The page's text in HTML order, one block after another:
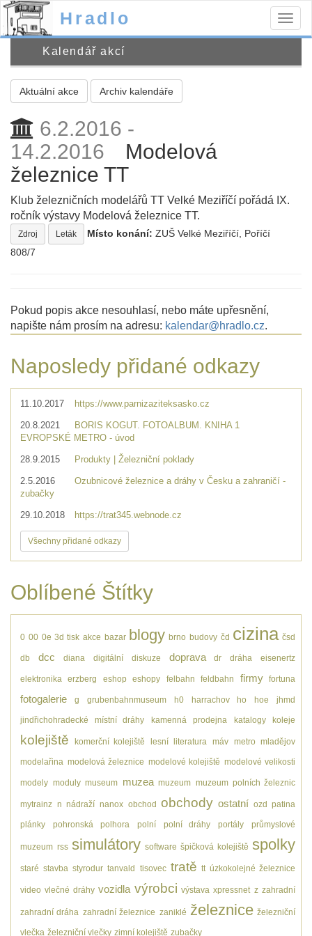
Hradlo
Kalendář akcí
Aktuální akce Archiv kalendáře
6.2.2016 -
14.2.2016
Modelová
železnice TT
Klub železničních modelářů TT Velké Meziříčí pořádá IX.
ročník výstavy Modelová železnice TT.
Zdroj Leták Místo konání: ZUŠ Velké Meziříčí, Poříčí
808/7
Pokud popis akce nesouhlasí, nebo máte upřesnění,
napište nám prosím na adresu: kalendar@hradlo.cz.
Naposledy přidané odkazy
11.10.2017 https://www.parnizaziteksasko.cz
20.8.2021
BORIS KOGUT. FOTOALBUM. KNIHA 1
EVROPSKÉ METRO - úvod
28.9.2015 Produkty | Železniční poklady
2.5.2016
Ozubnicové železnice a dráhy v Česku a zahraničí -
zubačky
29.10.2018 https://trat345.webnode.cz
Všechny přidané odkazy
Oblíbené Štítky
0 00 0e 3d tisk akce bazar blogy brno budovy čd cizina čsd
db dcc diana digitální diskuze doprava dr dráha eisenertz
elektronika erzberg eshop eshopy felbahn feldbahn firmy fortuna
fotogalerie g grubenbahnmuseum h0 harrachov ho hoe jhmd
jindřichohradecké místní dráhy kamenná prodejna katalogy koleje
kolejiště komerční kolejiště lesní literatura máv metro mladějov
modelařina modelová železnice modelové kolejiště modelové velikosti
modely moduly museum muzea muzeum muzeum polních železnic
mytrainz n nádraží nanox obchod obchody ostatní ozd patina
plánky pohronská polhora polní polní dráhy portály průmyslové
muzeum rss simulátory software špičková kolejiště spolky
staré stavba styrodur tanvald tisovec tratě tt úzkokolejné železnice
video vlečné dráhy vozidla výrobci výstava xpressnet z zahradní
zahradní dráha zahradní železnice zaniklé železnice železniční
vlečka železniční vlečky zimní kolejiště zubačky